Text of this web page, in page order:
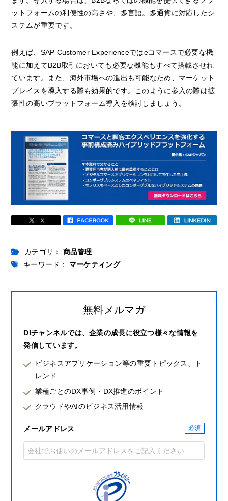
ットフォームの利便性の高さや、多言語。多通貨に対応したシ
ステムが重要です。
例えば、SAP Customer Experienceではeコマースで必要な機
能に加えてB2B取引においても必要な機能もすべて搭載させれ
ています。また、海外市場への進出も可能なため、マーケット
プレイスを導入する際も効果的です。このように参入の際は拡
張性の高いプラットフォーム導入を検討しましょう。
カテゴリ：
商品管理
キーワード：
マーケティング
無料メルマガ
DIチャンネルでは、企業の成長に役立つ様々な情報を
発信しています。
ビジネスアプリケーション等の重要トピックス、ト
レンド
業種ごとのDX事例・DX推進のポイント
クラウドやAIのビジネス活用情報
メールアドレス